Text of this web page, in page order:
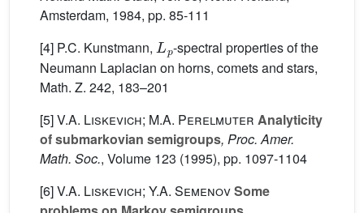
Amsterdam, 1984, pp. 85-111
[4] P.C. Kunstmann,
-spectral properties of the
Neumann Laplacian on horns, comets and stars,
Math. Z. 242, 183–201
[5]V.A. Liskevich; M.A. Perelmuter Analyticity
of submarkovian semigroups, Proc. Amer.
Math. Soc., Volume 123 (1995), pp. 1097-1104
[6]V.A. Liskevich; Y.A. SemenovSome